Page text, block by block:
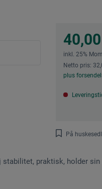
40,00
inkl. 25%
Netto pris:
plus
På
praktisk, holder